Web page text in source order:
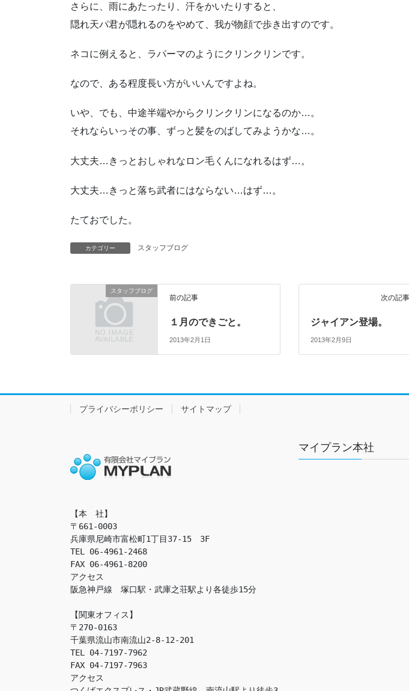
さらに、雨にあたったり、汗をかいたりすると、
隠れ天パ君が隠れるのをやめて、我が物顔で歩き出すのです。
ネコに例えると、ラパーマのようにクリンクリンです。
なので、ある程度長い方がいいんですよね。
いや、でも、中途半端やからクリンクリンになるのか…。
それならいっその事、ずっと髪をのばしてみようかな…。
大丈夫…きっとおしゃれなロン毛くんになれるはず…。
大丈夫…きっと落ち武者にはならない…はず…。
たておでした。
カテゴリー スタッフブログ
スタッフブログ
前の記事
１月のできごと。
2013年2月1日
次の記事
ジャイアン登場。
2013年2月9日
プライバシーポリシー サイトマップ
【本　社】
〒661-0003
兵庫県尼崎市富松町1丁目37-15　3F
TEL 06-4961-2468
FAX 06-4961-8200
アクセス
阪急神戸線　塚口駅・武庫之荘駅より各徒歩15分
【関東オフィス】
〒270-0163
千葉県流山市南流山2-8-12-201
TEL 04-7197-7962
FAX 04-7197-7963
アクセス
マイプラン本社